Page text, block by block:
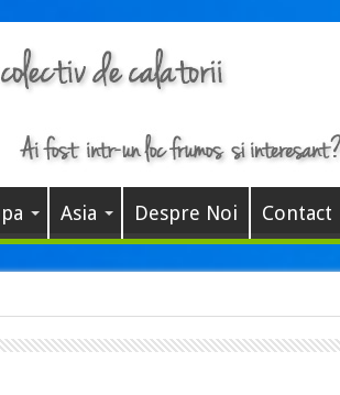
Asia Despre Noi Contact